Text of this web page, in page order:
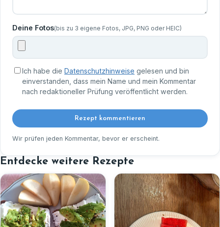
Deine Fotos(bis zu 3 eigene Fotos, JPG, PNG oder HEIC)
Ich habe die Datenschutzhinweise gelesen und bin
einverstanden, dass mein Name und mein Kommentar
nach redaktioneller Prüfung veröffentlicht werden.
Rezept kommentieren
Wir prüfen jeden Kommentar, bevor er erscheint.
Entdecke weitere Rezepte